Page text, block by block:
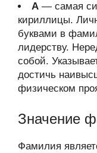
А — самая
кириллицы.
буквами в
лидерству.
собой.
достичь
физическом
Значение
Фамилия